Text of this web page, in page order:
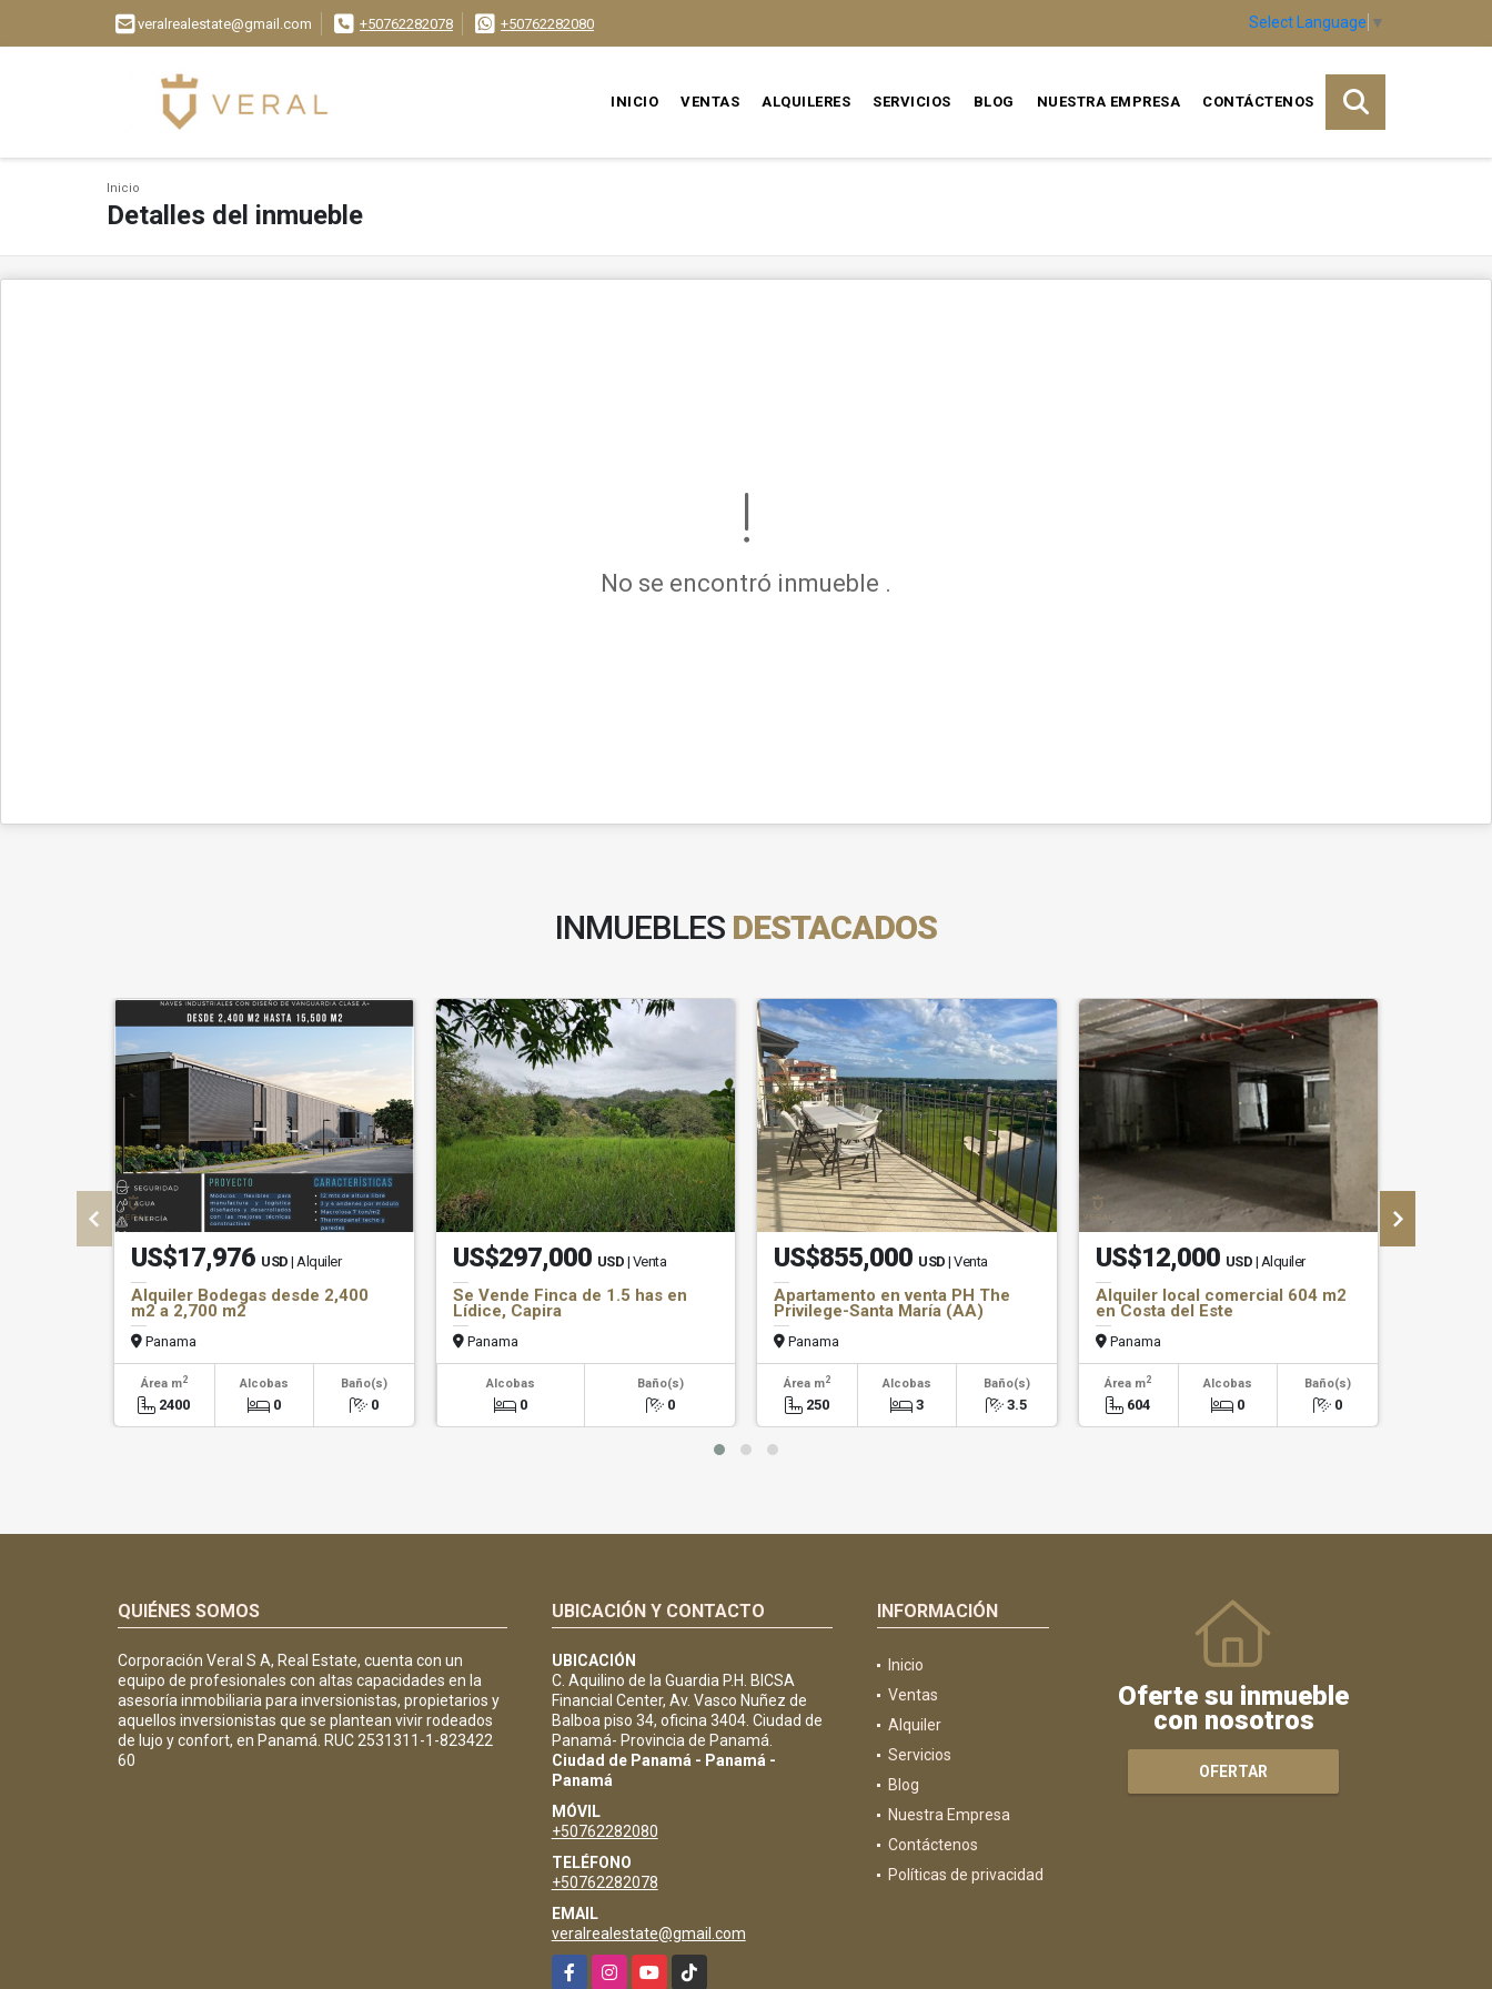
veralrealestate@gmail.com +50762282078 +50762282080 Select Language ▼
INICIO VENTAS ALQUILERES SERVICIOS BLOG NUESTRA EMPRESA CONTÁCTENOS
Inicio
Detalles del inmueble
No se encontró inmueble .
INMUEBLES DESTACADOS
US$17,976 USD | Alquiler
Alquiler Bodegas desde 2,400
m2 a 2,700 m2
Panama
Área m2
2400
Alcobas
0
Baño(s)
0
US$297,000 USD | Venta
Se Vende Finca de 1.5 has en
Lídice, Capira
Panama
Alcobas
0
Baño(s)
0
US$855,000 USD | Venta
Apartamento en venta PH The
Privilege-Santa María (AA)
Panama
Área m2
250
Alcobas
3
Baño(s)
3.5
US$12,000 USD | Alquiler
Alquiler local comercial 604 m2
en Costa del Este
Panama
Área m2
604
Alcobas
0
Baño(s)
0
QUIÉNES SOMOS
Corporación Veral S A, Real Estate, cuenta con un
equipo de profesionales con altas capacidades en la
asesoría inmobiliaria para inversionistas, propietarios y
aquellos inversionistas que se plantean vivir rodeados
de lujo y confort, en Panamá. RUC 2531311-1-823422
60
UBICACIÓN Y CONTACTO
UBICACIÓN
C. Aquilino de la Guardia P.H. BICSA
Financial Center, Av. Vasco Nuñez de
Balboa piso 34, oficina 3404. Ciudad de
Panamá- Provincia de Panamá.
Ciudad de Panamá - Panamá -
Panamá
MÓVIL
+50762282080
TELÉFONO
+50762282078
EMAIL
veralrealestate@gmail.com
FacebookInstagramYouTubeTikTok
INFORMACIÓN
Inicio
Ventas
Alquiler
Servicios
Blog
Nuestra Empresa
Contáctenos
Políticas de privacidad
Oferte su inmueble
con nosotros
OFERTAR